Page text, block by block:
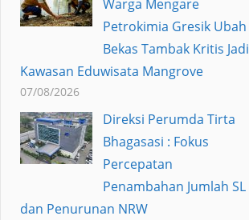
Warga Mengare
Petrokimia Gresik Ubah
Bekas Tambak Kritis Jadi
Kawasan Eduwisata Mangrove
07/08/2026
Direksi Perumda Tirta
Bhagasasi : Fokus
Percepatan
Penambahan Jumlah SL
dan Penurunan NRW